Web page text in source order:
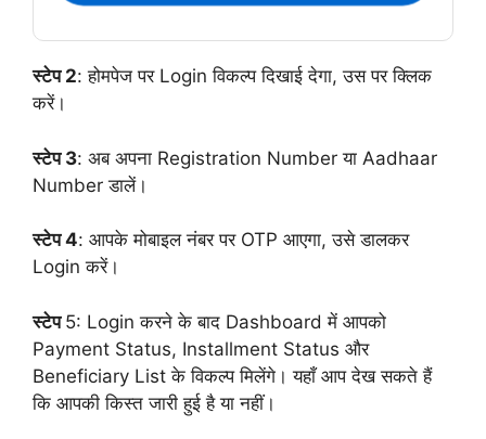
स्टेप 2: होमपेज पर Login विकल्प दिखाई देगा, उस पर क्लिक
करें।
स्टेप 3: अब अपना Registration Number या Aadhaar
Number डालें।
स्टेप 4: आपके मोबाइल नंबर पर OTP आएगा, उसे डालकर
Login करें।
स्टेप 5: Login करने के बाद Dashboard में आपको
Payment Status, Installment Status और
Beneficiary List के विकल्प मिलेंगे। यहाँ आप देख सकते हैं
कि आपकी किस्त जारी हुई है या नहीं।